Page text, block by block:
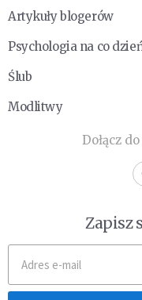
Artykuły blogerów
Psychologia na co
Ślub
Modlitwy
Dołącz
Zapisz